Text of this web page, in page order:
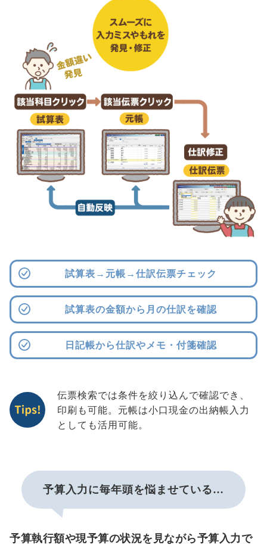
試算表→元帳→仕訳伝票チェック
試算表の金額から月の仕訳を確認
日記帳から仕訳やメモ・付箋確認
伝票検索では条件を絞り込んで確認でき、
印刷も可能。元帳は小口現金の出納帳入力
としても活用可能。
予算入力に毎年頭を悩ませている…
予算執行額や現予算の状況を見ながら予算入力で